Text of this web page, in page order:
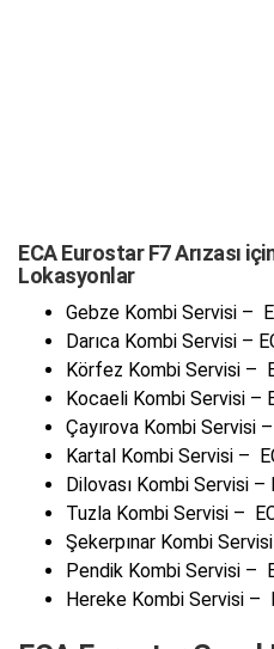
ECA Eurostar F7 Arızası
Lokasyonlar
Gebze Kombi Servisi –
Darıca Kombi Servisi –
Körfez Kombi Servisi –
Kocaeli Kombi Servisi –
Çayırova Kombi Servisi
Kartal Kombi Servisi –
Dilovası Kombi Servisi –
Tuzla Kombi Servisi –
Şekerpınar Kombi
Pendik Kombi Servisi –
Hereke Kombi Servisi –